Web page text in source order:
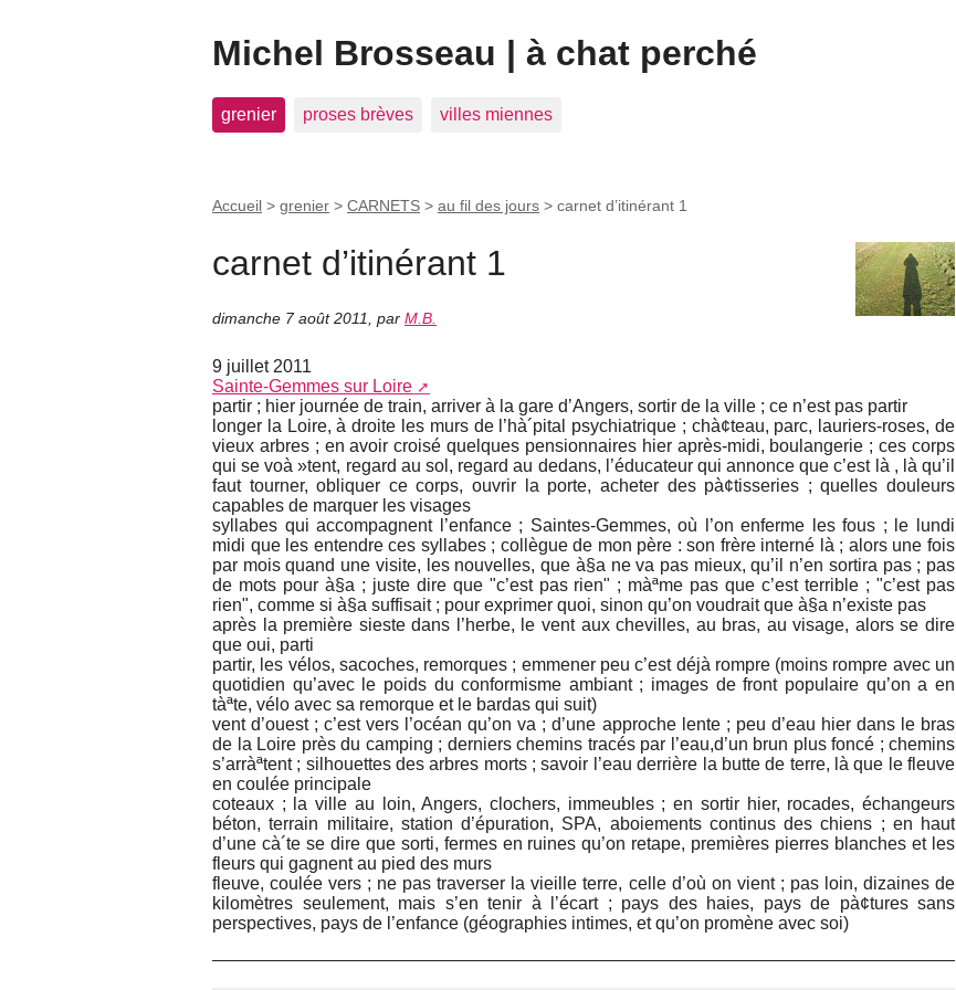
Michel Brosseau | à chat perché
grenier proses brèves villes miennes
Accueil > grenier > CARNETS > au fil des jours > carnet d’itinérant 1
carnet d’itinérant 1
dimanche 7 août 2011 par M.B.
9 juillet 2011
Sainte-Gemmes sur Loire
partir ; hier journée de train, arriver à la gare d’Angers, sortir de la ville ; ce n’est pas partir
longer la Loire, à droite les murs de l’hà´pital psychiatrique ; chà¢teau, parc, lauriers-roses, de
vieux arbres ; en avoir croisé quelques pensionnaires hier après-midi, boulangerie ; ces corps
qui se voà »tent, regard au sol, regard au dedans, l’éducateur qui annonce que c’est là , là qu’il
faut tourner, obliquer ce corps, ouvrir la porte, acheter des pà¢tisseries ; quelles douleurs
capables de marquer les visages
syllabes qui accompagnent l’enfance ; Saintes-Gemmes, où l’on enferme les fous ; le lundi
midi que les entendre ces syllabes ; collègue de mon père : son frère interné là ; alors une fois
par mois quand une visite, les nouvelles, que à§a ne va pas mieux, qu’il n’en sortira pas ; pas
de mots pour à§a ; juste dire que "c’est pas rien" ; màªme pas que c’est terrible ; "c’est pas
rien", comme si à§a suffisait ; pour exprimer quoi, sinon qu’on voudrait que à§a n’existe pas
après la première sieste dans l’herbe, le vent aux chevilles, au bras, au visage, alors se dire
que oui, parti
partir, les vélos, sacoches, remorques ; emmener peu c’est déjà rompre (moins rompre avec un
quotidien qu’avec le poids du conformisme ambiant ; images de front populaire qu’on a en
tàªte, vélo avec sa remorque et le bardas qui suit)
vent d’ouest ; c’est vers l’océan qu’on va ; d’une approche lente ; peu d’eau hier dans le bras
de la Loire près du camping ; derniers chemins tracés par l’eau,d’un brun plus foncé ; chemins
s’arràªtent ; silhouettes des arbres morts ; savoir l’eau derrière la butte de terre, là que le fleuve
en coulée principale
coteaux ; la ville au loin, Angers, clochers, immeubles ; en sortir hier, rocades, échangeurs
béton, terrain militaire, station d’épuration, SPA, aboiements continus des chiens ; en haut
d’une cà´te se dire que sorti, fermes en ruines qu’on retape, premières pierres blanches et les
fleurs qui gagnent au pied des murs
fleuve, coulée vers ; ne pas traverser la vieille terre, celle d’où on vient ; pas loin, dizaines de
kilomètres seulement, mais s’en tenir à l’écart ; pays des haies, pays de pà¢tures sans
perspectives, pays de l’enfance (géographies intimes, et qu’on promène avec soi)